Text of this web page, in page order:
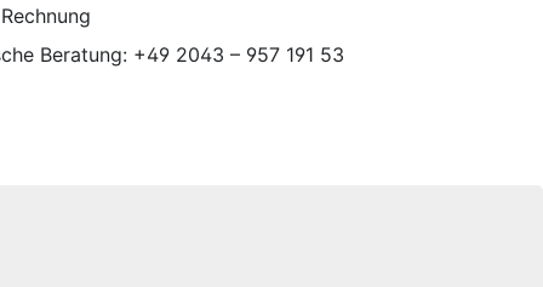
Beratung: +49 2043 – 957 191 53